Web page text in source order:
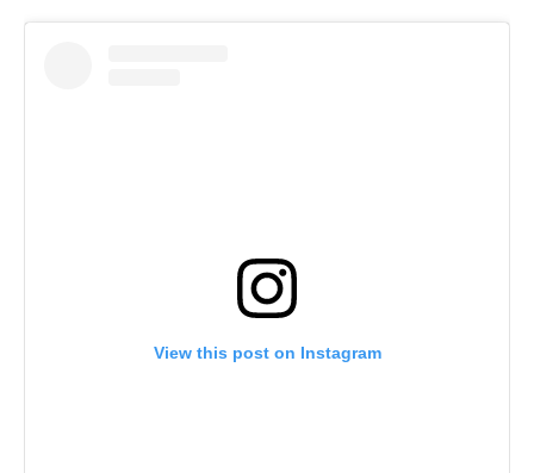
View this post on Instagram